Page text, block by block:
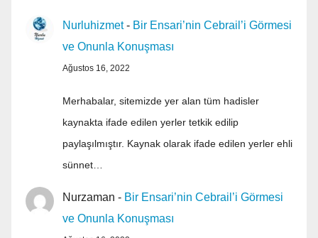
Nurluhizmet- Bir Ensari’nin Cebrail’i Görmesi
ve Onunla Konuşması
Ağustos 16, 2022
Merhabalar, sitemizde yer alan tüm hadisler
kaynakta ifade edilen yerler tetkik edilip
paylaşılmıştır. Kaynak olarak ifade edilen yerler ehli
sünnet…
Nurzaman - Bir Ensari’nin Cebrail’i Görmesi
ve Onunla Konuşması